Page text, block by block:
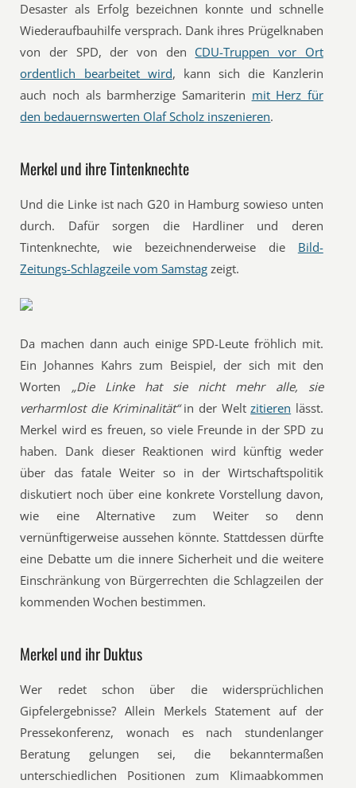
Desaster als Erfolg bezeichnen konnte und schnelle
Wiederaufbauhilfe versprach. Dank ihres Prügelknaben
von der SPD, der von den CDU-Truppen vor Ort
ordentlich bearbeitet wird, kann sich die Kanzlerin
auch noch als barmherzige Samariterin mit Herz für
den bedauernswerten Olaf Scholz inszenieren.
Merkel und ihre Tintenknechte
Und die Linke ist nach G20 in Hamburg sowieso unten
durch. Dafür sorgen die Hardliner und deren
Tintenknechte, wie bezeichnenderweise die Bild-
Zeitungs-Schlagzeile vom Samstag zeigt.
Da machen dann auch einige SPD-Leute fröhlich mit.
Ein Johannes Kahrs zum Beispiel, der sich mit den
Worten „Die Linke hat sie nicht mehr alle, sie
verharmlost die Kriminalität“in der Weltzitieren lässt.
Merkel wird es freuen, so viele Freunde in der SPD zu
haben. Dank dieser Reaktionen wird künftig weder
über das fatale Weiter so in der Wirtschaftspolitik
diskutiert noch über eine konkrete Vorstellung davon,
wie eine Alternative zum Weiter so denn
vernünftigerweise aussehen könnte. Stattdessen dürfte
eine Debatte um die innere Sicherheit und die weitere
Einschränkung von Bürgerrechten die Schlagzeilen der
kommenden Wochen bestimmen.
Merkel und ihr Duktus
Wer redet schon über die widersprüchlichen
Gipfelergebnisse? Allein Merkels Statement auf der
Pressekonferenz, wonach es nach stundenlanger
Beratung gelungen sei, die bekanntermaßen
unterschiedlichen Positionen zum Klimaabkommen